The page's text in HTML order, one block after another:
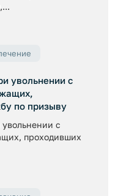
увольнении с
по призыву
с
проходивших